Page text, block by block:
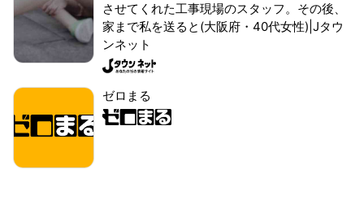
させてくれた工事現場のスタッフ。その後、
家まで私を送ると(大阪府・40代女性)|Jタウ
ンネット
ゼロまる